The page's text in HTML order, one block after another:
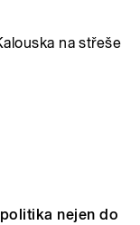
na střeše
nejen do